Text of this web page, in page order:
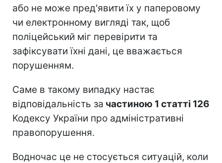
або не може пред'явити їх у паперовому
чи електронному вигляді так, щоб
поліцейський міг перевірити та
зафіксувати їхні дані, це вважається
порушенням.
Саме в такому випадку настає
відповідальність за частиною 1 статті 126
Кодексу України про адміністративні
правопорушення.
Водночас це не стосується ситуацій, коли